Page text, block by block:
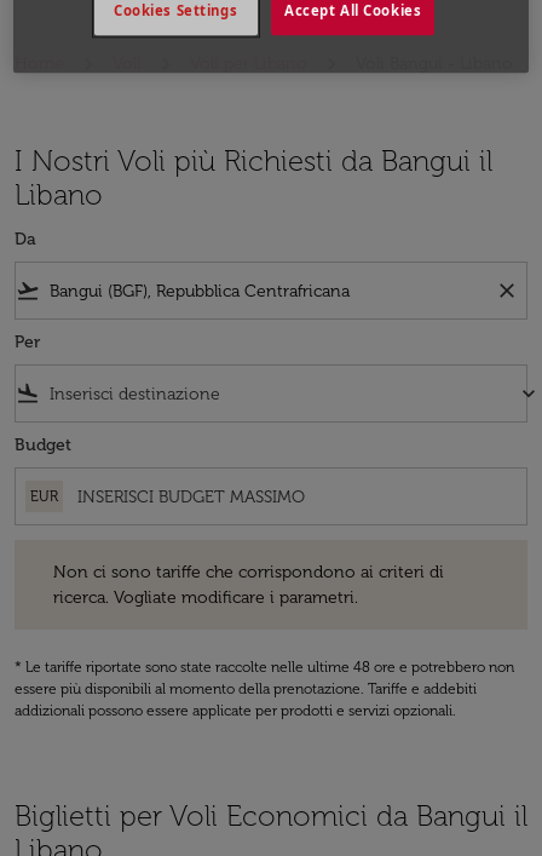
I Nostri Voli più Richiesti da Bangui il
Libano
Da
flight_takeoff close
Per
flight_land keyboard_arrow_down
Budget
EUR
Non ci sono tariffe che corrispondono ai criteri di
ricerca. Vogliate modificare i parametri.
* Le tariffe riportate sono state raccolte nelle ultime 48 ore e potrebbero non
essere più disponibili al momento della prenotazione. Tariffe e addebiti
addizionali possono essere applicate per prodotti e servizi opzionali.
Biglietti per Voli Economici da Bangui il
Accept All Cookies
Cookies Settings